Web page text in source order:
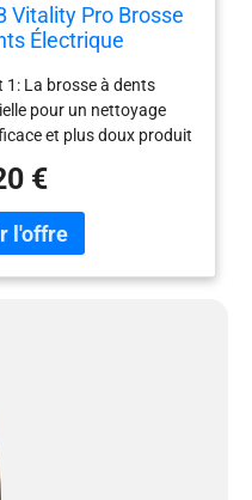
Vitality Pro Brosse
Électrique
Pro Brosse À
Électrique Noire, 1
1: La brosse à dents
pour un nettoyage
et plus doux produit
d’Oral-B : oscille et
éliminer jusqu’à 100
dentaire en plus par
à une brosse à dents
produit 1: 3 modes de
pour une expérience
douce produit 1:
ronde d’inspiration
entoure chaque
un nettoyage en
tout en étant douce
€